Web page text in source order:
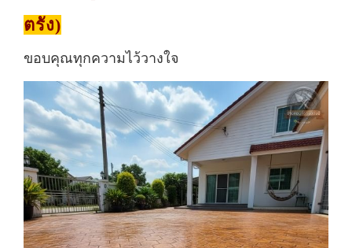
ตรัง)
ขอบคุณทุกความไว้วางใจ